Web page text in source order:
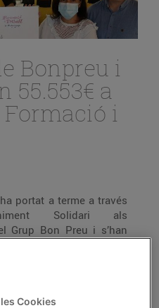
Bonpreu i
55.553€ a
i
portat a terme a través
Solidari als
Grup Bon Preu i s’han
a la
i inserció laboral
Cookies